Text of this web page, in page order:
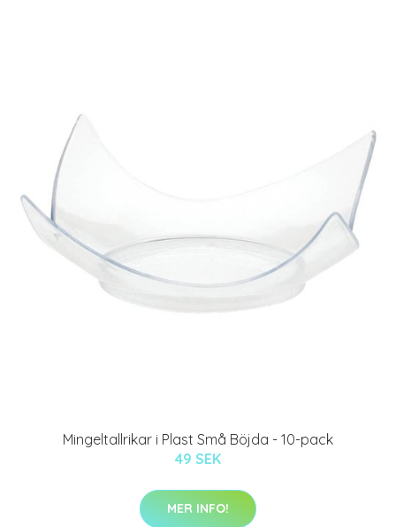
Mingeltallrikar i Plast Små Böjda - 10-pack
49 SEK
MER INFO!